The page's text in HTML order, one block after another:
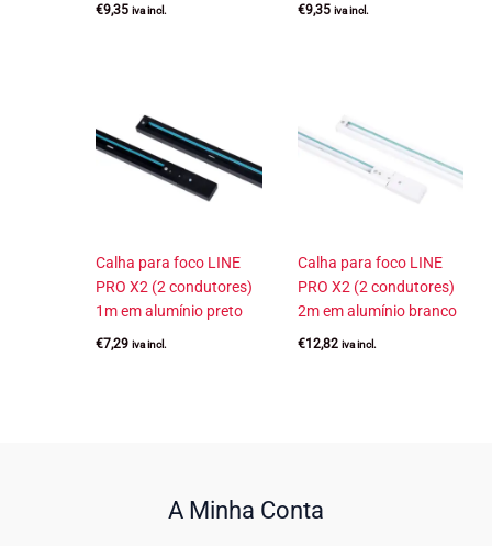
€9,35 iva incl. €9,35 iva incl.
Calha para foco LINE
PRO X2 (2 condutores)
1m em alumínio preto
€7,29 iva incl.
Calha para foco LINE
PRO X2 (2 condutores)
2m em alumínio branco
€12,82 iva incl.
A Minha Conta